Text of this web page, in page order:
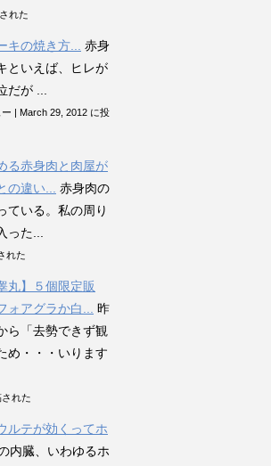
れた
キの焼き方...
赤身
といえば、ヒレが
だが ...
| March 29, 2012 に投
る赤身肉と肉屋が
の違い...
赤身肉の
ている。私の周り
った...
れた
丸】５個限定販
ォアグラか白...
昨
ら「去勢できず観
め・・・いります
れた
ルテが効くってホ
内臓、いわゆるホ